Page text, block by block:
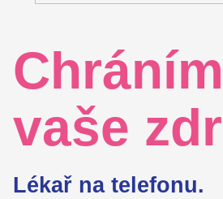
vaše
Lékař na telefonu.